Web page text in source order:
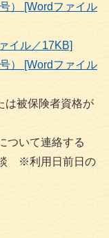
） [Wordファイル
イル／17KB]
） [Wordファイル
被保険者資格が
ついて連絡する
談 ※利用日前日の